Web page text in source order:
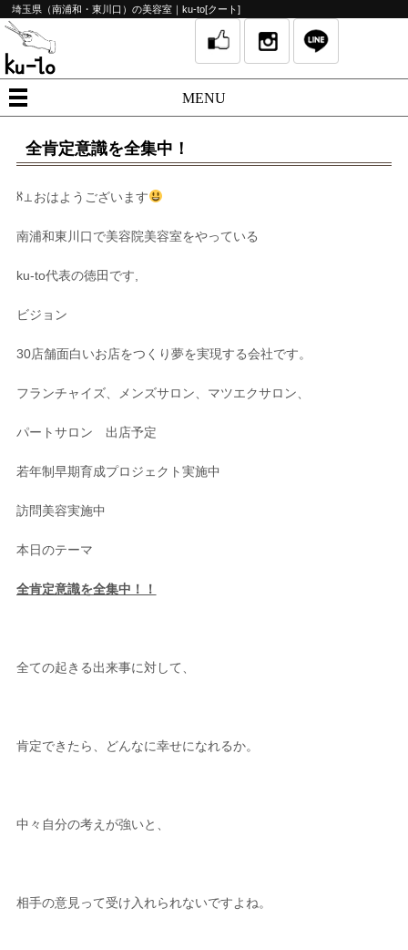
埼玉県（南浦和・東川口）の美容室｜ku-to[クート]
MENU
全肯定意識を全集中！
ℵ⊥おはようございます
南浦和東川口で美容院美容室をやっている
ku-to代表の徳田です
ビジョン
30店舗面白いお店をつくり夢を実現する会社です。
フランチャイズ、メンズサロン、マツエクサロン、
パートサロン 出店予定
若年制早期育成プロジェクト実施中
訪問美容実施中
本日のテーマ
全肯定意識を全集中！！
全ての起きる出来事に対して、
肯定できたら、どんなに幸せになれるか。
中々自分の考えが強いと、
相手の意見って受け入れられないですよね。